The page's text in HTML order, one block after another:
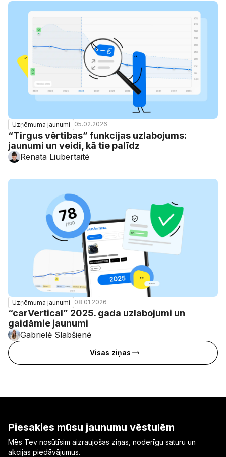
Uzņēmuma jaunumi 05.02.2026
“Tirgus vērtības” funkcijas uzlabojums:
jaunumi un veidi, kā tie palīdz
Renata Liubertaitė
Uzņēmuma jaunumi 08.01.2026
“carVertical” 2025. gada uzlabojumi un
gaidāmie jaunumi
Gabrielė Slabšienė
Visas ziņas
Piesakies mūsu jaunumu vēstulēm
Mēs Tev nosūtīsim aizraujošas ziņas, noderīgu saturu un
akcijas piedāvājumus.